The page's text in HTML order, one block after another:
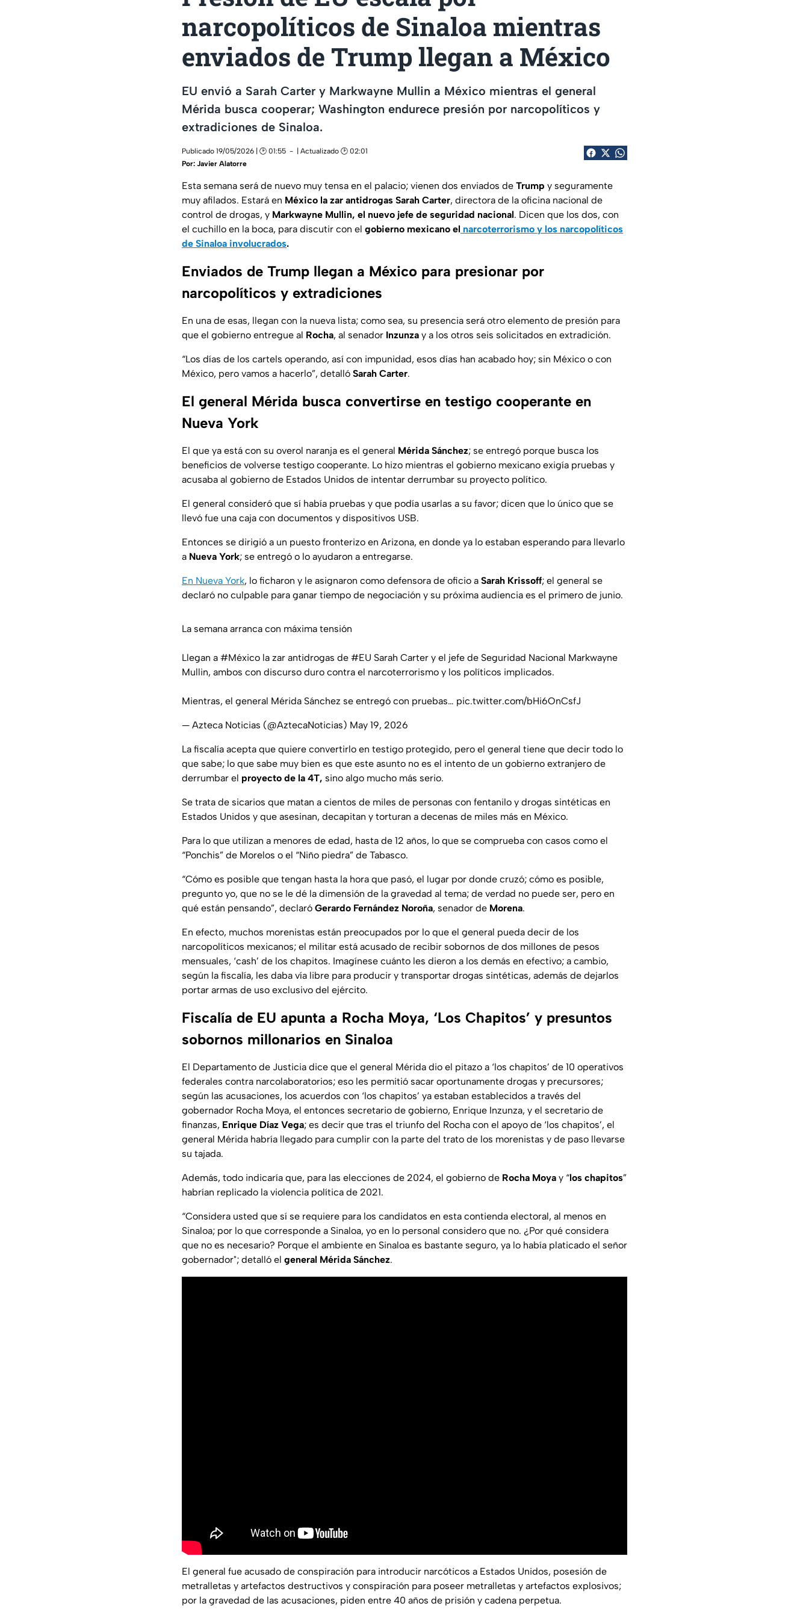
narcopolíticos de Sinaloa mientras
enviados de Trump llegan a México
EU envió a Sarah Carter y Markwayne Mullin a México mientras el general
Mérida busca cooperar; Washington endurece presión por narcopolíticos y
extradiciones de Sinaloa.
Publicado 19/05/2026 | 🕑 01:55
| Actualizado 🕑 02:01
Por: Javier Alatorre
Esta semana será de nuevo muy tensa en el palacio; vienen dos enviados de Trump y seguramente
muy afilados. Estará en México la zar antidrogas Sarah Carter, directora de la oficina nacional de
control de drogas, y Markwayne Mullin, el nuevo jefe de seguridad nacional. Dicen que los dos, con
el cuchillo en la boca, para discutir con el gobierno mexicano el narcoterrorismo y los narcopolíticos
de Sinaloa involucrados.
Enviados de Trump llegan a México para presionar por
narcopolíticos y extradiciones
En una de esas, llegan con la nueva lista; como sea, su presencia será otro elemento de presión para
que el gobierno entregue al Rocha, al senador Inzunza y a los otros seis solicitados en extradición.
“Los días de los cartels operando, así con impunidad, esos días han acabado hoy; sin México o con
México, pero vamos a hacerlo”, detalló Sarah Carter.
El general Mérida busca convertirse en testigo cooperante en
Nueva York
El que ya está con su overol naranja es el general Mérida Sánchez; se entregó porque busca los
beneficios de volverse testigo cooperante. Lo hizo mientras el gobierno mexicano exigía pruebas y
acusaba al gobierno de Estados Unidos de intentar derrumbar su proyecto político.
El general consideró que sí había pruebas y que podía usarlas a su favor; dicen que lo único que se
llevó fue una caja con documentos y dispositivos USB.
Entonces se dirigió a un puesto fronterizo en Arizona, en donde ya lo estaban esperando para llevarlo
a Nueva York; se entregó o lo ayudaron a entregarse.
En Nueva York, lo ficharon y le asignaron como defensora de oficio a Sarah Krissoff; el general se
declaró no culpable para ganar tiempo de negociación y su próxima audiencia es el primero de junio.
La semana arranca con máxima tensión
Llegan a #México la zar antidrogas de #EU Sarah Carter y el jefe de Seguridad Nacional Markwayne
Mullin, ambos con discurso duro contra el narcoterrorismo y los políticos implicados.
Mientras, el general Mérida Sánchez se entregó con pruebas… pic.twitter.com/bHi6OnCsfJ
— Azteca Noticias (@AztecaNoticias) May 19, 2026
La fiscalía acepta que quiere convertirlo en testigo protegido, pero el general tiene que decir todo lo
que sabe; lo que sabe muy bien es que este asunto no es el intento de un gobierno extranjero de
derrumbar el proyecto de la 4T, sino algo mucho más serio.
Se trata de sicarios que matan a cientos de miles de personas con fentanilo y drogas sintéticas en
Estados Unidos y que asesinan, decapitan y torturan a decenas de miles más en México.
Para lo que utilizan a menores de edad, hasta de 12 años, lo que se comprueba con casos como el
“Ponchis” de Morelos o el “Niño piedra” de Tabasco.
“Cómo es posible que tengan hasta la hora que pasó, el lugar por donde cruzó; cómo es posible,
pregunto yo, que no se le dé la dimensión de la gravedad al tema; de verdad no puede ser, pero en
qué están pensando”, declaró Gerardo Fernández Noroña, senador de Morena.
En efecto, muchos morenistas están preocupados por lo que el general pueda decir de los
narcopolíticos mexicanos; el militar está acusado de recibir sobornos de dos millones de pesos
mensuales, ‘cash’ de los chapitos. Imagínese cuánto les dieron a los demás en efectivo; a cambio,
según la fiscalía, les daba vía libre para producir y transportar drogas sintéticas, además de dejarlos
portar armas de uso exclusivo del ejército.
Fiscalía de EU apunta a Rocha Moya, ‘Los Chapitos’ y presuntos
sobornos millonarios en Sinaloa
El Departamento de Justicia dice que el general Mérida dio el pitazo a ‘los chapitos’ de 10 operativos
federales contra narcolaboratorios; eso les permitió sacar oportunamente drogas y precursores;
según las acusaciones, los acuerdos con ‘los chapitos’ ya estaban establecidos a través del
gobernador Rocha Moya, el entonces secretario de gobierno, Enrique Inzunza, y el secretario de
finanzas, Enrique Díaz Vega; es decir que tras el triunfo del Rocha con el apoyo de ‘los chapitos’, el
general Mérida habría llegado para cumplir con la parte del trato de los morenistas y de paso llevarse
su tajada.
Además, todo indicaría que, para las elecciones de 2024, el gobierno de Rocha Moya y “los chapitos”
habrían replicado la violencia política de 2021.
“Considera usted que sí se requiere para los candidatos en esta contienda electoral, al menos en
Sinaloa; por lo que corresponde a Sinaloa, yo en lo personal considero que no. ¿Por qué considera
que no es necesario? Porque el ambiente en Sinaloa es bastante seguro, ya lo había platicado el señor
gobernador"; detalló el general Mérida Sánchez.
El general fue acusado de conspiración para introducir narcóticos a Estados Unidos, posesión de
metralletas y artefactos destructivos y conspiración para poseer metralletas y artefactos explosivos;
por la gravedad de las acusaciones, piden entre 40 años de prisión y cadena perpetua.